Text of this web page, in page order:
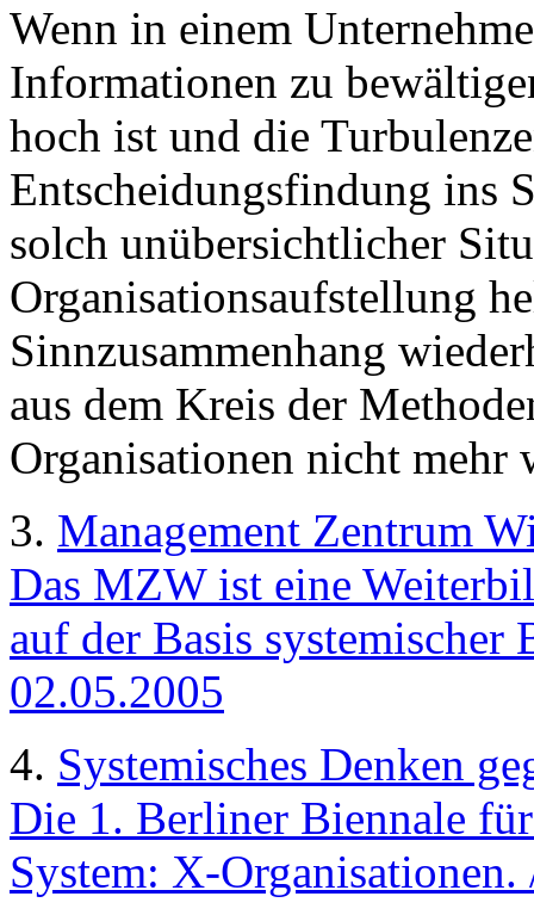
Wenn in einem
Informationen zu
hoch ist und die
Entscheidungsfindung ins
solch unübersichtlicher
Organisationsaufstellung
Sinnzusammenhang
aus dem Kreis der
Organisationen nicht mehr
3. Management Zentrum
Das MZW ist eine
auf der Basis systemischer
02.05.2005
4. Systemisches Denken
Die 1. Berliner Biennale
System: X-